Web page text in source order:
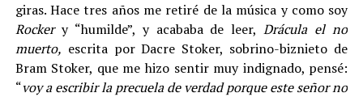
giras. Hace tres años me retiré de la música y como soy
Rockery “humilde”, y acababa de leer,Drácula el no
muerto, escrita por Dacre Stoker, sobrino-biznieto de
Bram Stoker, que me hizo sentir muy indignado, pensé:
“voy a escribir la precuela de verdad porque este señor no